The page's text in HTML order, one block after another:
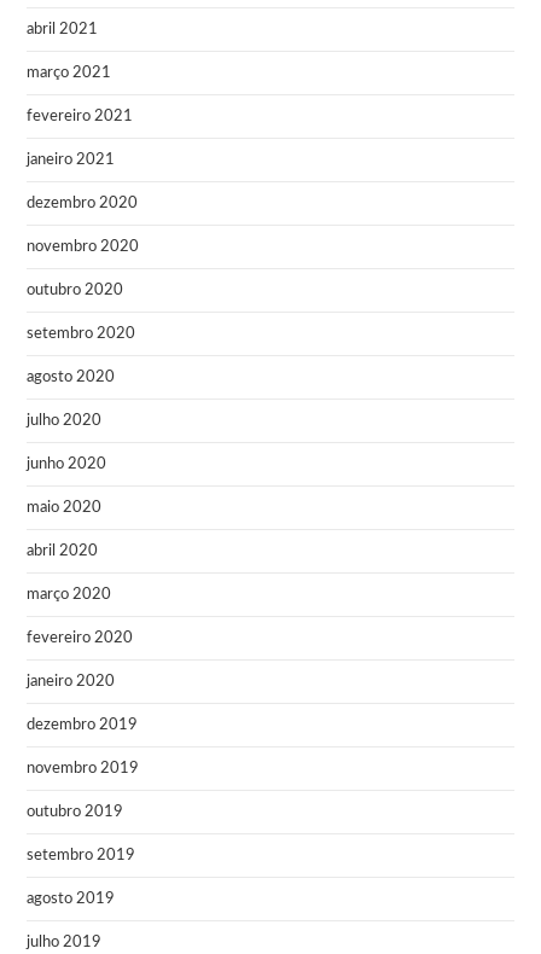
abril 2021
março 2021
fevereiro 2021
janeiro 2021
dezembro 2020
novembro 2020
outubro 2020
setembro 2020
agosto 2020
julho 2020
junho 2020
maio 2020
abril 2020
março 2020
fevereiro 2020
janeiro 2020
dezembro 2019
novembro 2019
outubro 2019
setembro 2019
agosto 2019
julho 2019